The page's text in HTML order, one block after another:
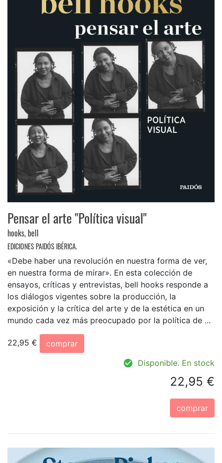
Pensar el arte "Política visual"
hooks, bell
EDICIONES PAIDÓS IBÉRICA.
«Debe haber una revolución en nuestra forma de ver,
en nuestra forma de mirar». En esta colección de
ensayos, críticas y entrevistas, bell hooks responde a
los diálogos vigentes sobre la producción, la
exposición y la crítica del arte y de la estética en un
mundo cada vez más preocupado por la política de ...
22,95 €
comprar
Disponible. En stock
22,95 €
comprar